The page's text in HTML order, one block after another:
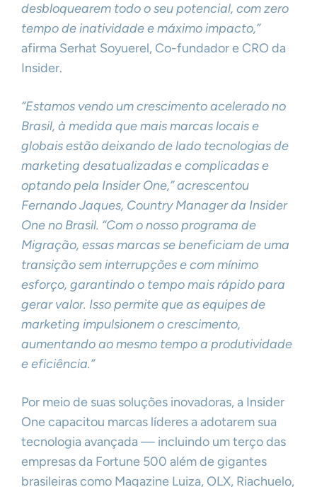
desbloquearem todo o seu potencial, com zero
tempo de inatividade e máximo impacto,”
afirma Serhat Soyuerel, Co-fundador e CRO da
Insider.
“Estamos vendo um crescimento acelerado no
Brasil, à medida que mais marcas locais e
globais estão deixando de lado tecnologias de
marketing desatualizadas e complicadas e
optando pela Insider One,” acrescentou
Fernando Jaques, Country Manager da Insider
One no Brasil. “Com o nosso programa de
Migração, essas marcas se beneficiam de uma
transição sem interrupções e com mínimo
esforço, garantindo o tempo mais rápido para
gerar valor. Isso permite que as equipes de
marketing impulsionem o crescimento,
aumentando ao mesmo tempo a produtividade
e eficiência.”
Por meio de suas soluções inovadoras, a Insider
One capacitou marcas líderes a adotarem sua
tecnologia avançada — incluindo um terço das
empresas da Fortune 500 além de gigantes
brasileiras como Magazine Luiza, OLX, Riachuelo,